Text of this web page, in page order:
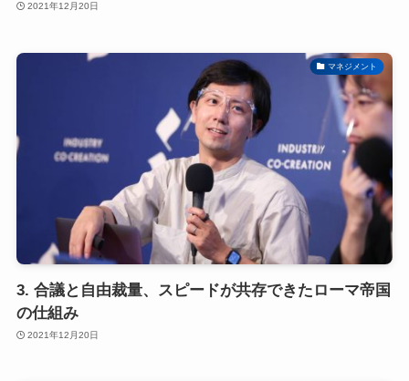
2021年12月20日
マネジメント
3. 合議と自由裁量、スピードが共存できたローマ帝国
の仕組み
2021年12月20日